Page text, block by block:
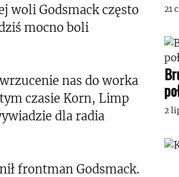
woli Godsmack często
mocno boli
nas do worka
czasie Korn, Limp
dla radia
frontman Godsmack.
21
2